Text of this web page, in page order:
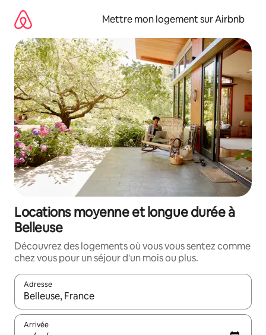
directement
contenu
Mettre mon logement sur Airbnb
Locations moyenne et longue durée à
Belleuse
Découvrez des logements où vous vous sentez comme
chez vous pour un séjour d'un mois ou plus.
Adresse
Lorsque les résultats s'affichent, utilisez les flèches vers le
Arrivée